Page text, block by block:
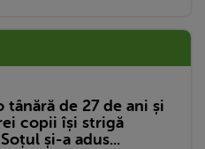
tânără de 27 de ani și
copii își strigă
și-a adus...